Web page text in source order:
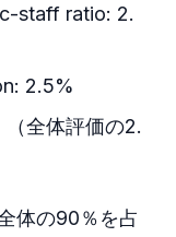
staff ratio: 2.
2.5%
全体評価の2.
体の90％を占